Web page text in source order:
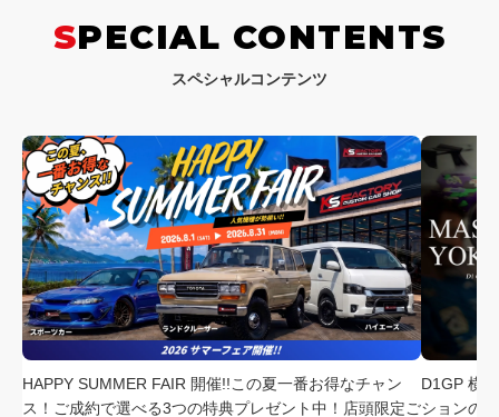
SPECIAL CONTENTS
スペシャルコンテンツ
HAPPY SUMMER FAIR 開催!!この夏一番お得なチャン
ス！ご成約で選べる3つの特典プレゼント中！店頭限定ご
D1GP 横
ションの